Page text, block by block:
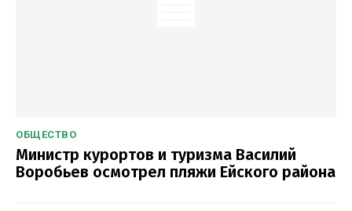
ОБЩЕСТВО
Министр курортов и туризма Василий
Воробьев осмотрел пляжи Ейского района